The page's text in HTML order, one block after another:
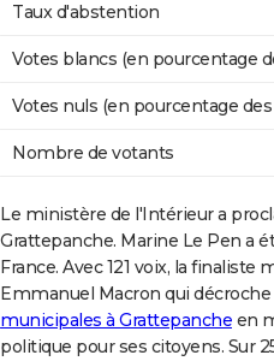
Taux d'abstention
Votes blancs (en pourcentage
Votes nuls (en pourcentage
Nombre de votants
Le ministère de l'Intérieur a
Grattepanche. Marine Le Pen a
France. Avec 121 voix, la
Emmanuel Macron qui
municipales à Grattepanche en
politique pour ses citoyens. Sur